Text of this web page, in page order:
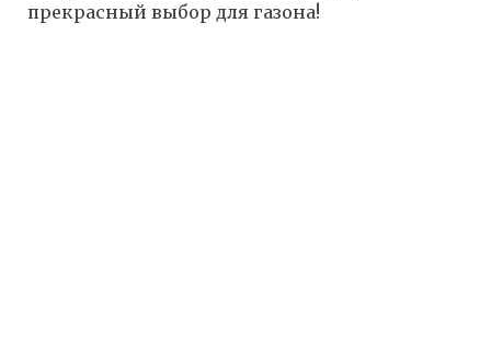
прекрасный выбор для газона!